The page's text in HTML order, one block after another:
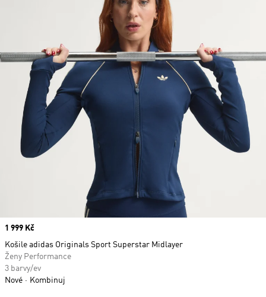
Price
1 999 Kč
Košile adidas Originals Sport Superstar Midlayer
Ženy Performance
3 barvy/ev
Nové
Kombinuj